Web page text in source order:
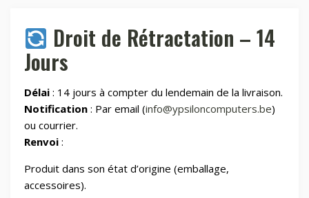
Montres & Rings 100
Outillage
Droit de Rétractation – 14
Jours
Délai : 14 jours à compter du lendemain de la livraison.
Notification : Par email (info@ypsiloncomputers.be)
ou courrier.
Renvoi :
Produit dans son état d’origine (emballage,
accessoires).